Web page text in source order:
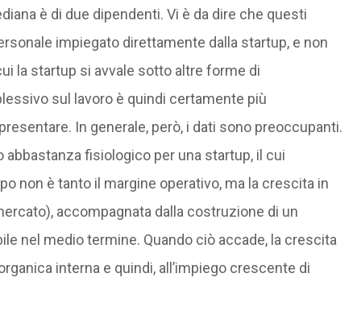
è di due dipendenti. Vi è da dire che questi
impiegato direttamente dalla startup, e non
la startup si avvale sotto altre forme di
sul lavoro è quindi certamente più
In generale, però, i dati sono preoccupanti.
fisiologico per una startup, il cui
non è tanto il margine operativo, ma la crescita in
accompagnata dalla costruzione di un
nel medio termine. Quando ciò accade, la crescita
interna e quindi, all’impiego crescente di